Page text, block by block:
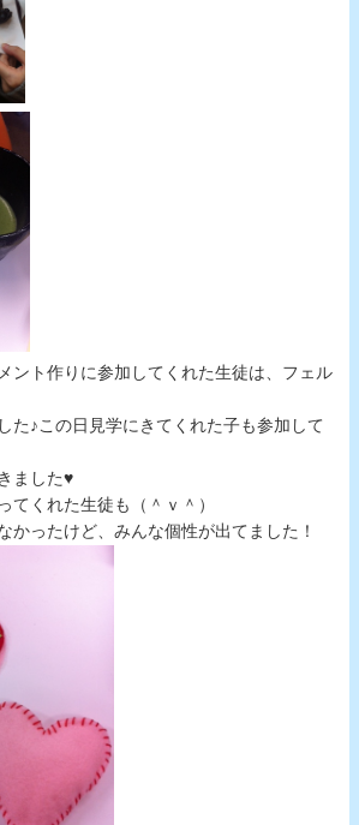
ント作りに参加してくれた生徒は、フェル
た♪この日見学にきてくれた子も参加して
ました♥
てくれた生徒も（＾ｖ＾）
かったけど、みんな個性が出てました！